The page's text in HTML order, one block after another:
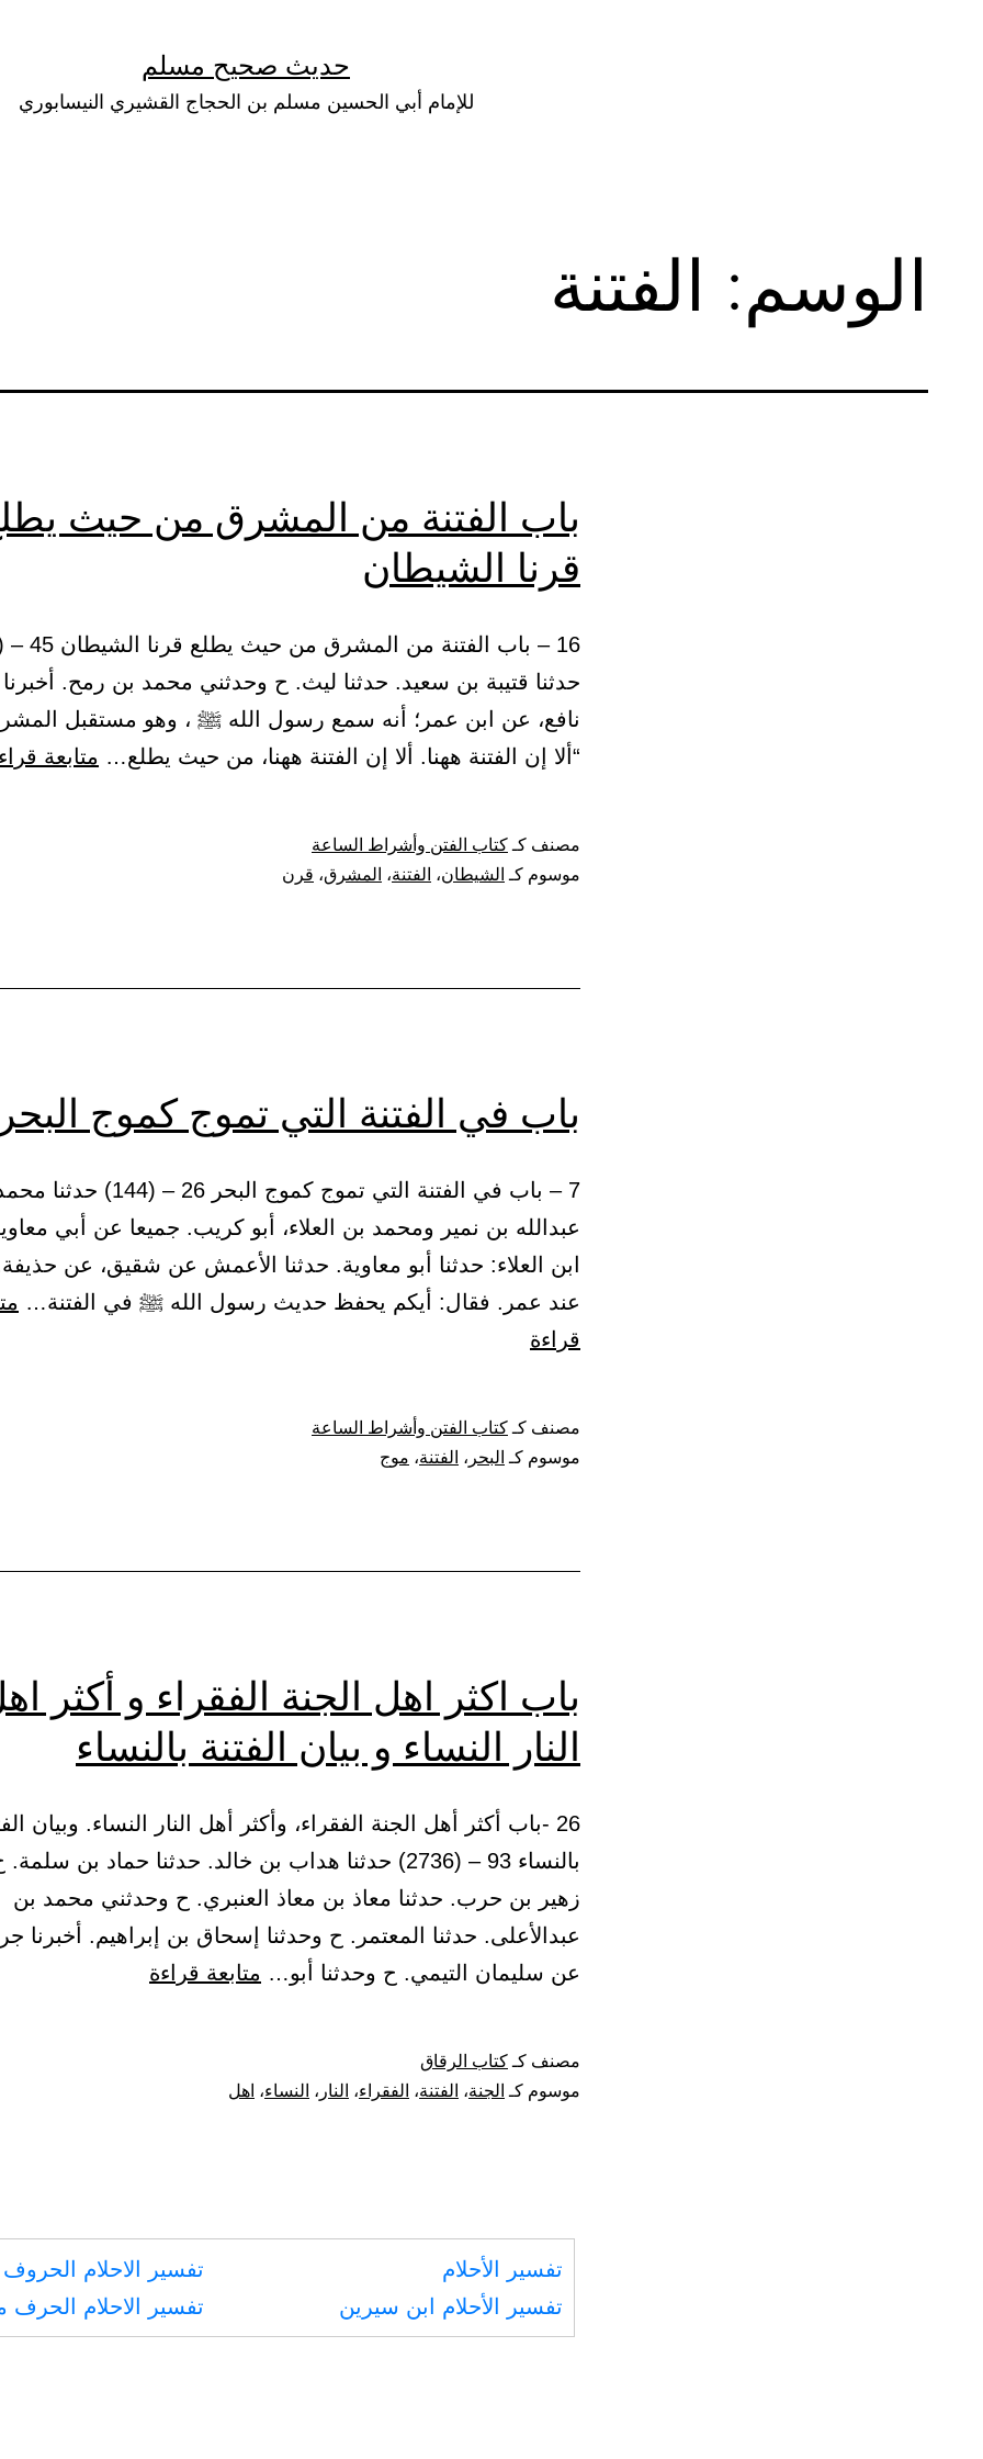
حديث صحيح مسلم
للإمام أبي الحسين مسلم بن الحجاج القشيري النيسابوري
الوسم: الفتنة
باب الفتنة من المشرق من حيث
قرنا الشيطان
حدثنا قتيبة بن سعيد. حدثنا ليث. ح وحدثني محمد بن رمح.
نافع، عن ابن عمر؛ أنه سمع رسول الله ﷺ ، وهو مستقبل
“ألا إن الفتنة ههنا. ألا إن الفتنة ههنا، من حيث يطلع… متابعة
مصنف كـ كتاب الفتن وأشراط الساعة
موسوم كـ الشيطان، الفتنة، المشرق، قرن
باب في الفتنة التي تموج كموج البحر
7 – باب في الفتنة التي تموج كموج البحر 26 –
عبدالله بن نمير ومحمد بن العلاء، أبو كريب. جميعا عن أبي
ابن العلاء: حدثنا أبو معاوية. حدثنا الأعمش عن شقيق، عن
عند عمر. فقال: أيكم يحفظ حديث رسول الله ﷺ في الفتنة…
قراءة
التي
مصنف كـ كتاب الفتن وأشراط الساعة
موسوم كـ البحر ، الفتنة، موج
باب اكثر اهل الجنة الفقراء و أكثر
النار النساء و بيان الفتنة بالنساء
26 -باب أكثر أهل الجنة الفقراء، وأكثر أهل النار النساء. وبيان
بالنساء 93 – (2736) حدثنا هداب بن خالد. حدثنا حماد بن
زهير بن حرب. حدثنا معاذ بن معاذ العنبري. ح وحدثني محمد بن
عبدالأعلى. حدثنا المعتمر. ح وحدثنا إسحاق بن إبراهيم. أخبرنا
عن سليمان التيمي. ح وحدثنا أبو… متابعة قراءة
اهل
النار
النساء
و
مصنف كـ كتاب الرقاق
موسوم كـ الجنة، الفتنة، الفقراء، النار ، النساء، اهل
تفسير الأحلام
تفسير الأحلام ابن سيرين
تفسير الاحلام
تفسير الاحلام